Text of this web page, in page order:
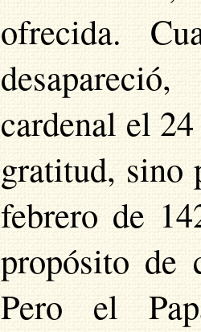
ofrecida.
cardenal el
gratitud, sino
febrero de
propósito de
Pero el